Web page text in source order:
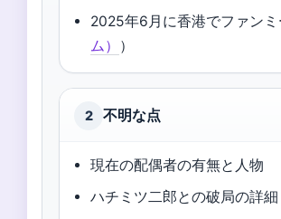
2025年6月に香港でファン
ム） ）
2 不明な点
現在の配偶者の有無と人物
ハチミツ二郎との破局の詳細